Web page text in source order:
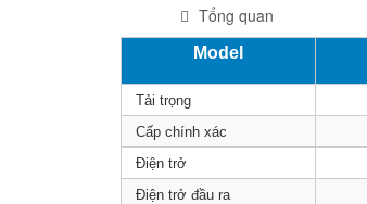
Tổng quan
Model
Tải trọng
Cấp chính xác
Điện trở
Điện trở đầu ra